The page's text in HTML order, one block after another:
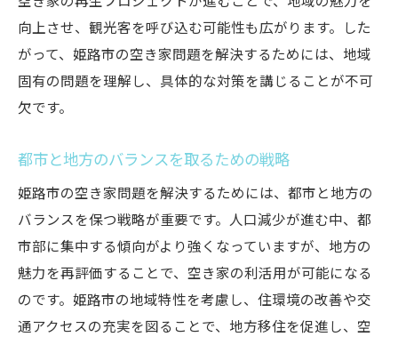
向上させ、観光客を呼び込む可能性も広がります。した
がって、姫路市の空き家問題を解決するためには、地域
固有の問題を理解し、具体的な対策を講じることが不可
欠です。
都市と地方のバランスを取るための戦略
姫路市の空き家問題を解決するためには、都市と地方の
バランスを保つ戦略が重要です。人口減少が進む中、都
市部に集中する傾向がより強くなっていますが、地方の
魅力を再評価することで、空き家の利活用が可能になる
のです。姫路市の地域特性を考慮し、住環境の改善や交
通アクセスの充実を図ることで、地方移住を促進し、空